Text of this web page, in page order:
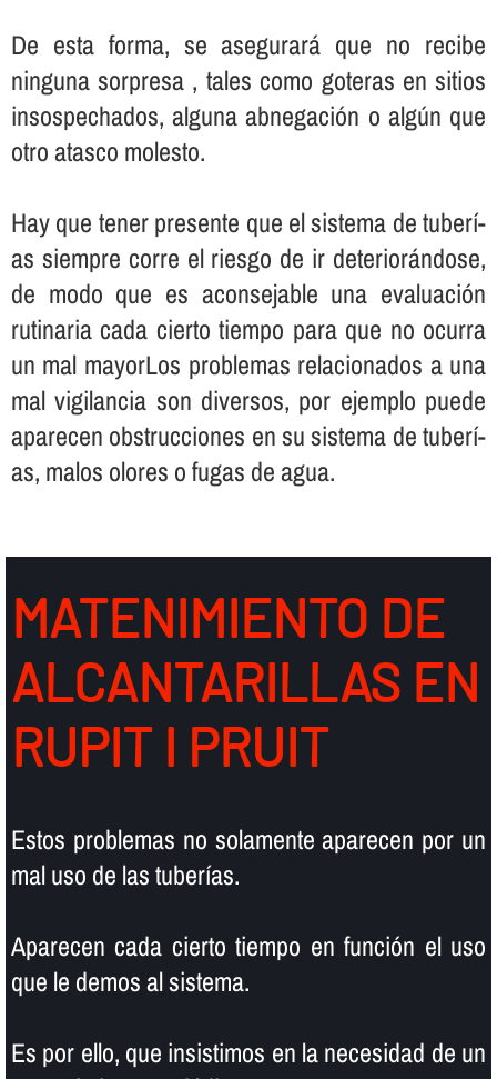
De esta forma, se asegurará que no recibe
ninguna sorpresa , tales como goteras en sitios
insospechados, alguna abnegación o algún que
otro atasco molesto.
Hay que tener presente que el sistema de tuberí­
as siempre corre el riesgo de ir deteriorándose,
de modo que es aconsejable una evaluación
rutinaria cada cierto tiempo para que no ocurra
un mal mayorLos problemas relacionados a una
mal vigilancia son diversos, por ejemplo puede
aparecen obstrucciones en su sistema de tuberí­
as, malos olores o fugas de agua.
MATENIMIENTO DE
ALCANTARILLAS EN
RUPIT I PRUIT
Estos problemas no solamente aparecen por un
mal uso de las tuberí­as.
Aparecen cada cierto tiempo en función el uso
que le demos al sistema.
Es por ello, que insistimos en la necesidad de un